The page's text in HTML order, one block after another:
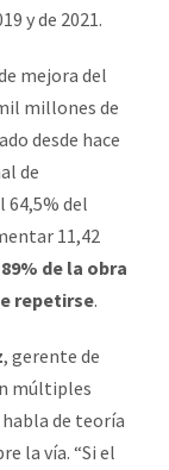
y de 2021.
mejora del
millones de
desde hace
de
64,5% del
11,42
de la obra
repetirse.
, gerente de
múltiples
de teoría
la vía. “Si el